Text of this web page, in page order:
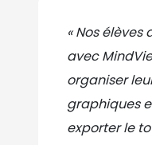
« Nos
avec
organiser
graphiques
exporter le